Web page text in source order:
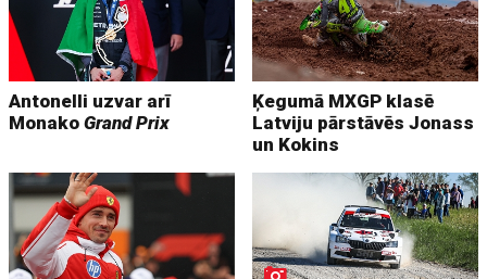
Antonelli uzvar arī
MonakoGrand Prix
Ķegumā MXGP klasē
Latviju pārstāvēs Jonass
un Kokins